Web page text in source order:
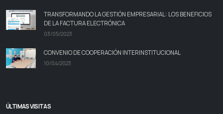
TRANSFORMANDO LA GESTIÓN EMPRESARIAL: LOS BENEFICIOS
DE LA FACTURA ELECTRÓNICA
03/05/2023
CONVENIO DE COOPERACIÓN INTERINSTITUCIONAL
10/04/2023
ÚLTIMAS VISITAS